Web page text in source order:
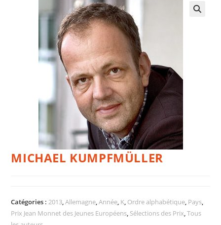
MICHAEL KUMPFMÜLLER
Catégories :2013,Allemagne,Année, K, Ordre alphabétique, Pays,
Prix Jean Monnet des Jeunes Européens, Sélections des Prix,Tous